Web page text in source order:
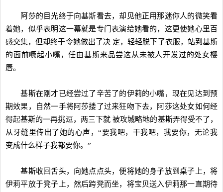
阿莎的目光终于向基斯看去，却见他正用那迷你人的微笑看
着她，似乎表明这一幕就是专门表演给她看的，这更使她心里百
感交集，但却终于令她做出了决 定，轻轻脱下了衣服，站到基斯
的面前噘起小嘴，任由基斯来品尝这从未被人开发过的处女樱
唇。
基斯在刚才已经尝过了辛苦了的伊莉的小嘴，现在见达到预
期效果，自然一手将阿莎搂了过来狂吻下去，阿莎这处女如何经
得起基斯的一再挑逗，两三下就 被攻城略地的基斯弄得受不了，
从牙缝里传出了她的心声，“要我吧，干我吧，我要你，无论我
变成什么样子我都要你。”
基斯收回舌头，向她点点头，便将她的身子放到桌子上，将
伊莉平放于凳子上，然后跨凳而坐，将宝贝送入伊莉那一直期待